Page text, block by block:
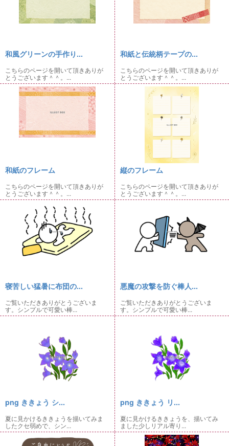
和風グリーンの手作り...
こちらのページを開いて頂きありが
とうございます＾＾。...
和紙と伝統柄テープの...
こちらのページを開いて頂きありが
とうございます＾＾。...
和紙のフレーム
こちらのページを開いて頂きありが
とうございます＾＾。...
縦のフレーム
こちらのページを開いて頂きありが
とうございます＾＾。...
寝苦しい猛暑に布団の...
ご覧いただきありがとうございま
す。シンプルで可愛い棒...
悪魔の攻撃を防ぐ棒人...
ご覧いただきありがとうございま
す。シンプルで可愛い棒...
png ききょう シ...
夏に見かけるききょうを描いてみま
したクセ弱めで、シン...
png ききょう リ...
夏に見かけるききょうを、描いてみ
ました少しリアル寄り...